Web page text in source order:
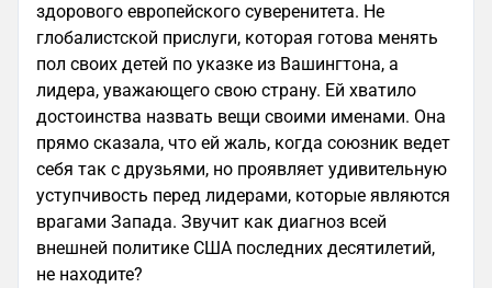
здорового европейского суверенитета. Не
глобалистской прислуги, которая готова менять
пол своих детей по указке из Вашингтона, а
лидера, уважающего свою страну. Ей хватило
достоинства назвать вещи своими именами. Она
прямо сказала, что ей жаль, когда союзник ведет
себя так с друзьями, но проявляет удивительную
уступчивость перед лидерами, которые являются
врагами Запада. Звучит как диагноз всей
внешней политике США последних десятилетий,
не находите?